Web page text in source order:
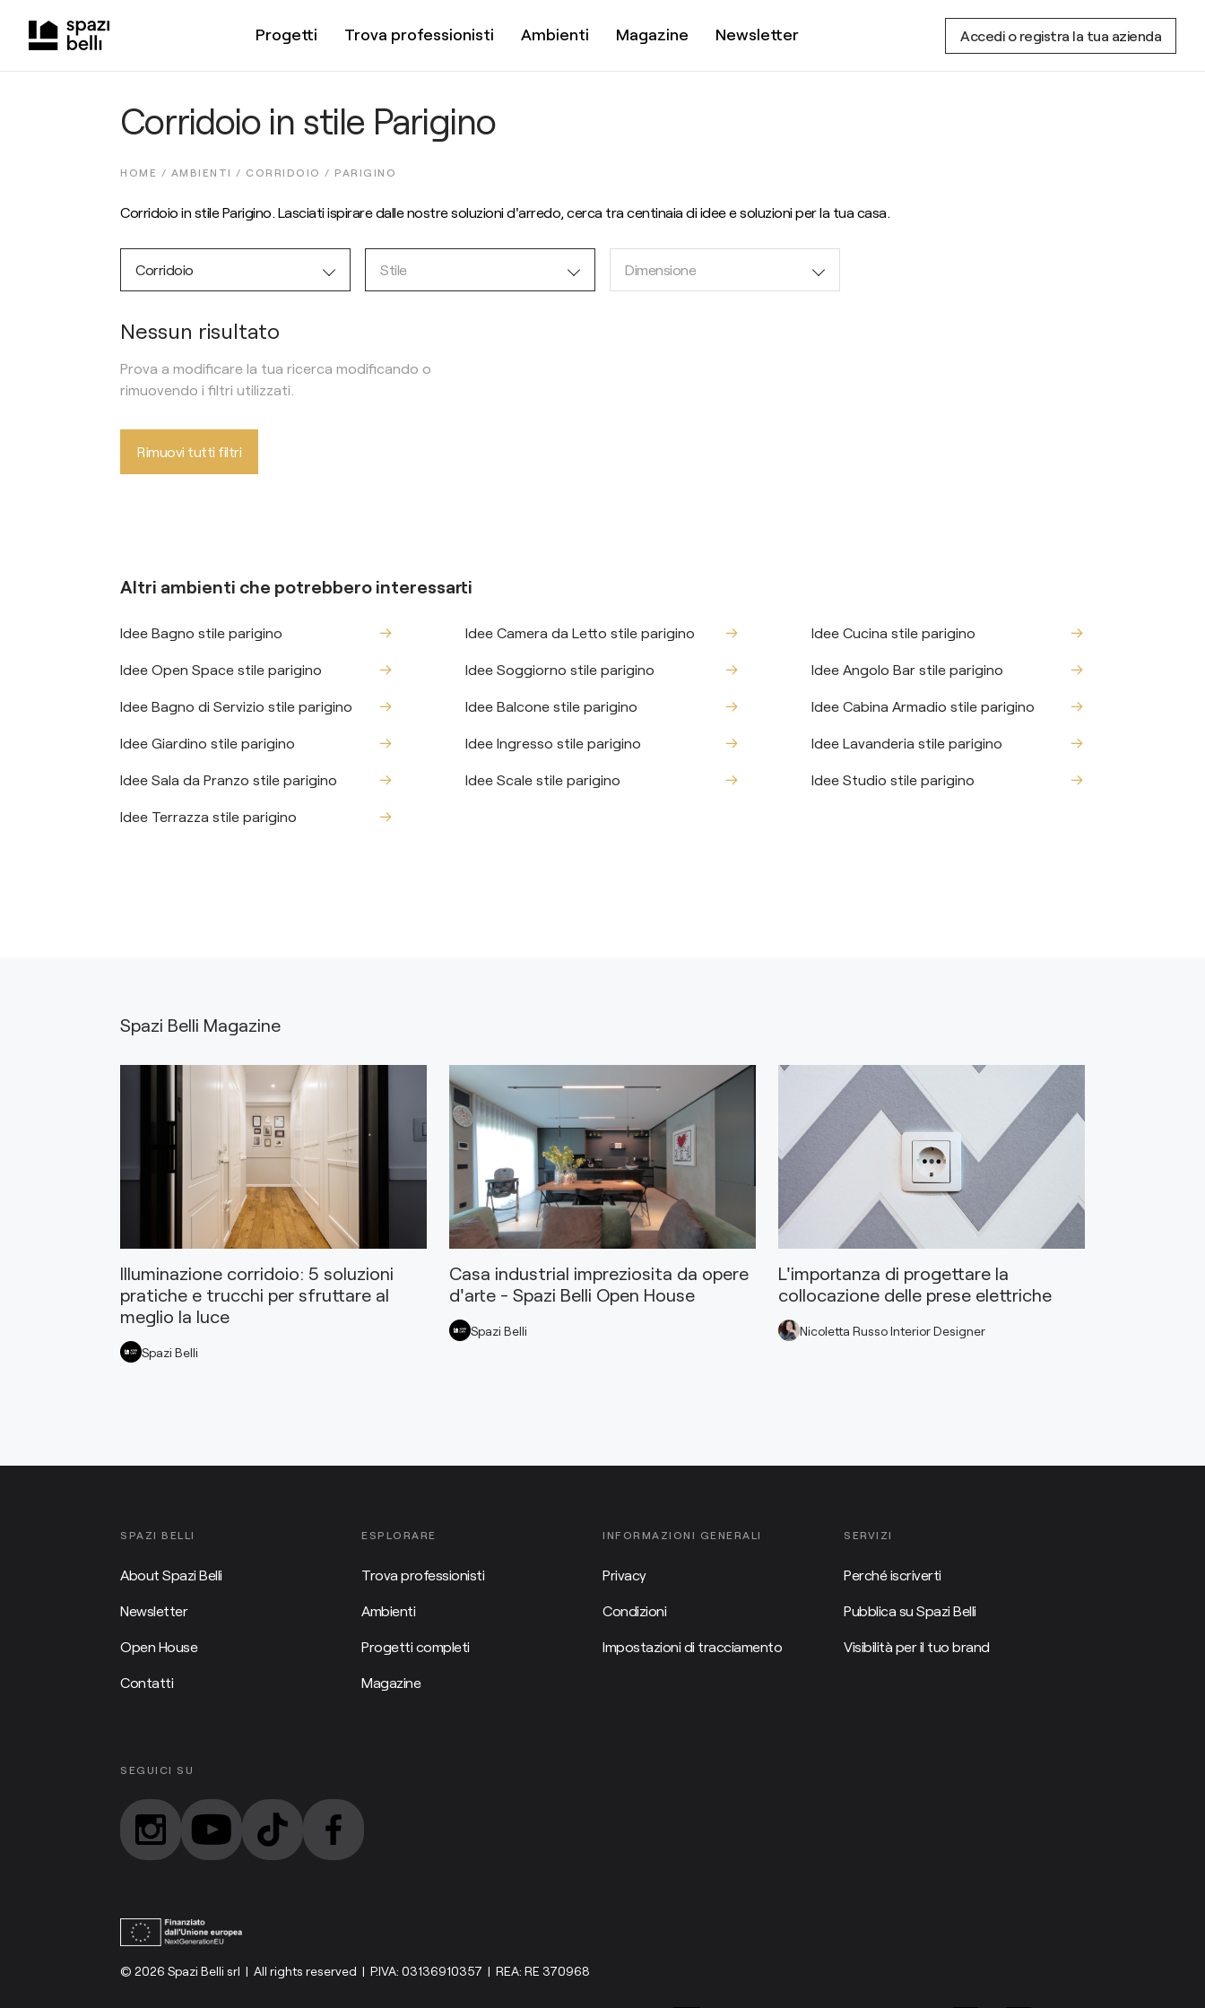
Progetti Trova professionisti Ambienti Magazine Newsletter Accedi o registra la tua azienda
Corridoio in stile Parigino
HOME / AMBIENTI / CORRIDOIO / PARIGINO
Corridoio in stile Parigino. Lasciati ispirare dalle nostre soluzioni d'arredo, cerca tra centinaia di idee e soluzioni per la tua casa.
Corridoio Stile Dimensione
Nessun risultato
Prova a modificare la tua ricerca modificando o
rimuovendo i filtri utilizzati.
Rimuovi tutti filtri
Altri ambienti che potrebbero interessarti
Idee Bagno stile parigino Idee Camera da Letto stile parigino Idee Cucina stile parigino
Idee Open Space stile parigino Idee Soggiorno stile parigino Idee Angolo Bar stile parigino
Idee Bagno di Servizio stile parigino Idee Balcone stile parigino Idee Cabina Armadio stile parigino
Idee Giardino stile parigino Idee Ingresso stile parigino Idee Lavanderia stile parigino
Idee Sala da Pranzo stile parigino Idee Scale stile parigino Idee Studio stile parigino
Idee Terrazza stile parigino
Spazi Belli Magazine
Illuminazione corridoio: 5 soluzioni
pratiche e trucchi per sfruttare al
meglio la luce
Spazi Belli
Casa industrial impreziosita da opere
d'arte - Spazi Belli Open House
Spazi Belli
L'importanza di progettare la
collocazione delle prese elettriche
Nicoletta Russo Interior Designer
SPAZI BELLI
About Spazi Belli
Newsletter
Open House
Contatti
ESPLORARE
Trova professionisti
Ambienti
Progetti completi
Magazine
INFORMAZIONI GENERALI
Privacy
Condizioni
Impostazioni di tracciamento
SERVIZI
Perché iscriverti
Pubblica su Spazi Belli
Visibilità per il tuo brand
SEGUICI SU
© 2026 Spazi Belli srl | All rights reserved | P.IVA: 03136910357 | REA: RE 370968